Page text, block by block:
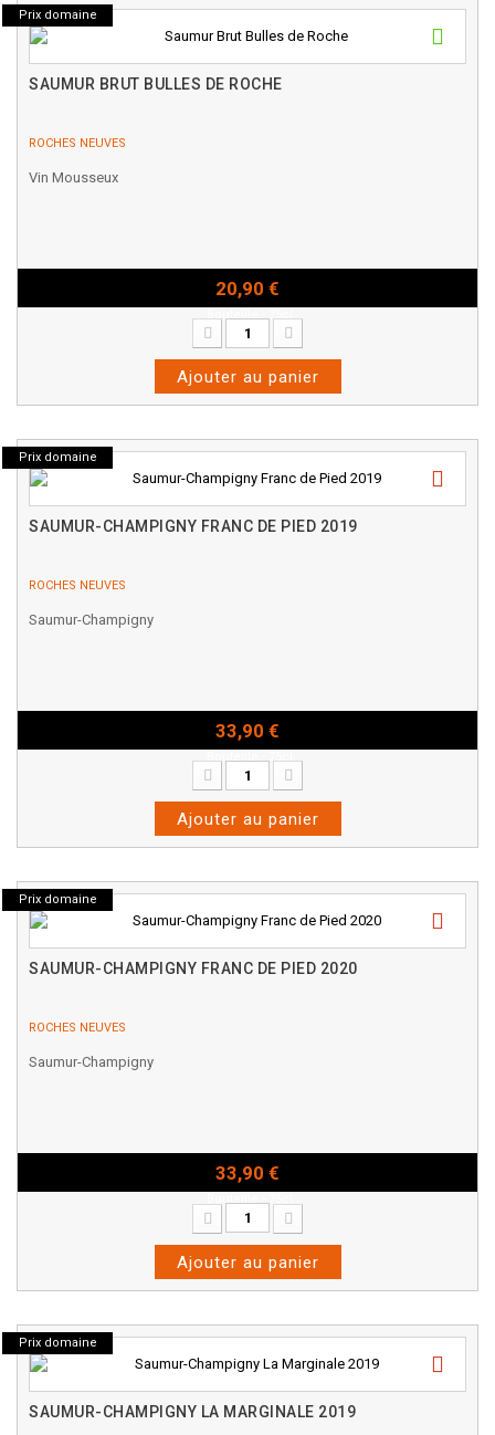
Prix domaine
SAUMUR BRUT BULLES DE ROCHE
ROCHES NEUVES
Vin Mousseux
20,90 €
Ajouter au panier
Prix domaine
SAUMUR-CHAMPIGNY FRANC DE PIED 2019
ROCHES NEUVES
Saumur-Champigny
33,90 €
Ajouter au panier
Prix domaine
SAUMUR-CHAMPIGNY FRANC DE PIED 2020
ROCHES NEUVES
Saumur-Champigny
33,90 €
Ajouter au panier
Prix domaine
SAUMUR-CHAMPIGNY LA MARGINALE 2019